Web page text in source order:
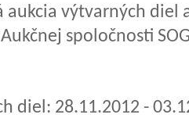
aukcia výtvarných diel
spoločnosti
diel: 28.11.2012 -